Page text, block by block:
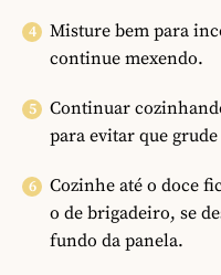
Misture bem para
continue mexendo.
Continuar
para evitar que
Cozinhe até o doce
o de brigadeiro, se
fundo da panela.